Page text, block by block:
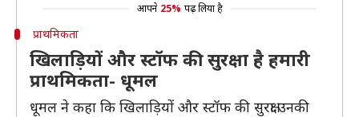
आपने 25% पढ़ लिया है
प्राथमिकता
खिलाड़ियों और स्टॉफ की सुरक्षा है हमारी
प्राथमिकता- धूमल
धूमल ने कहा कि खिलाड़ियों और स्टॉफ की सुरक्षा उनकी